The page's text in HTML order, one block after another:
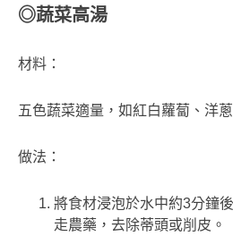
◎蔬菜高湯
材料：
五色蔬菜適量，如紅白蘿蔔、洋
做法：
將食材浸泡於水中約3分鐘
走農藥，去除蒂頭或削皮。